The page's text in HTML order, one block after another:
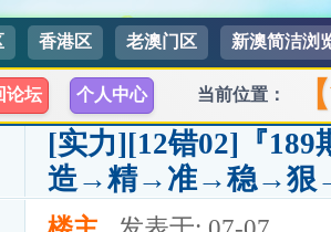
香港区 老澳门区 新澳简洁浏
论坛 个人中心 当前位置：
[实力][12错02]『189
造→精→准→稳→狠